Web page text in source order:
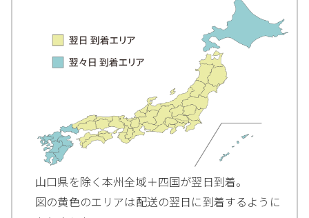
山口県を除く本州全域＋四国が翌日到着。
図の黄色のエリアは配送の翌日に到着するように